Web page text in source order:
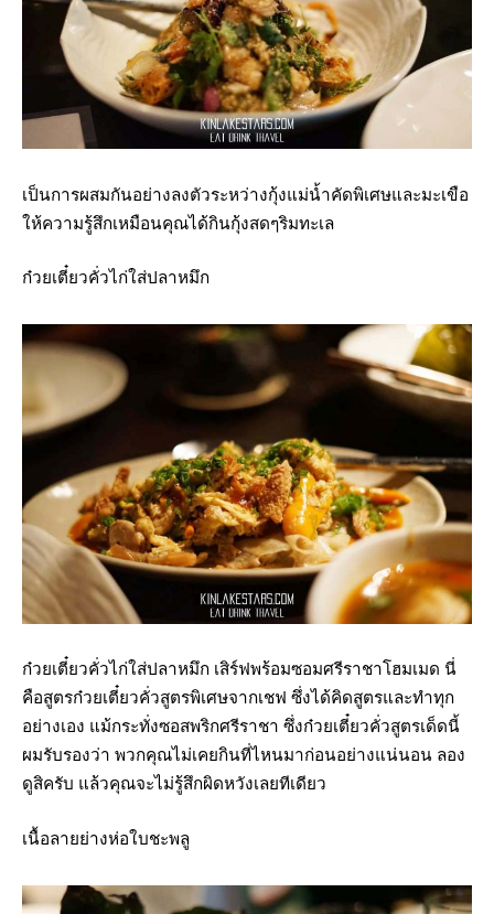
เป็นการผสมกันอย่างลงตัวระหว่างกุ้งแม่น้ำคัดพิเศษและมะเขือ
ให้ความรู้สึกเหมือนคุณได้กินกุ้งสดๆริมทะเล
ก๋วยเตี๋ยวคั่วไก่ใส่ปลาหมึก
ก๋วยเตี๋ยวคั่วไก่ใส่ปลาหมึก เสิร์ฟพร้อมซอมศรีราชาโฮมเมด นี่
คือสูตรก๋วยเตี๋ยวคั่วสูตรพิเศษจากเชฟ ซึ่งได้คิดสูตรและทำทุก
อย่างเอง แม้กระทั่งซอสพริกศรีราชา ซึ่งก๋วยเตี๋ยวคั่วสูตรเด็ดนี้
ผมรับรองว่า พวกคุณไม่เคยกินที่ไหนมาก่อนอย่างแน่นอน ลอง
ดูสิครับ แล้วคุณจะไม่รู้สึกผิดหวังเลยทีเดียว
เนื้อลายย่างห่อใบชะพลู